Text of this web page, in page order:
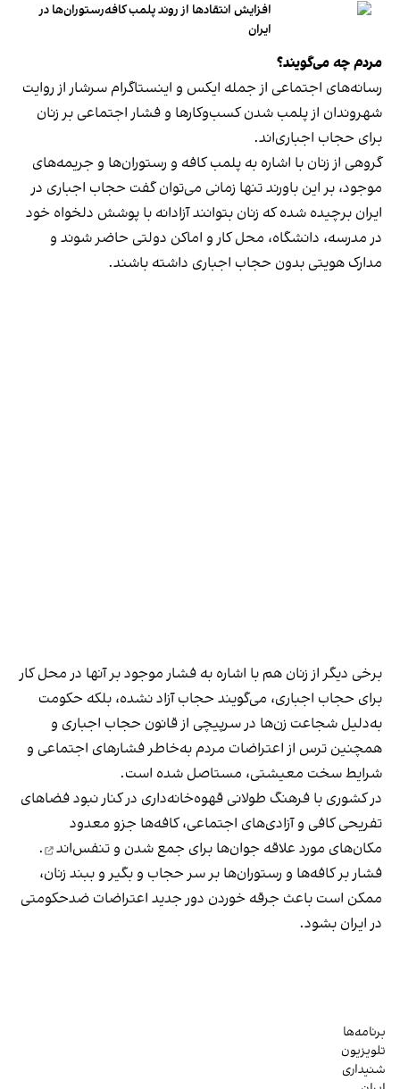
افزایش انتقادها از روند پلمب کافه‌رستوران‌ها در
ایران
مردم چه می‌گویند؟
رسانه‎‌های اجتماعی از جمله ایکس و اینستاگرام سرشار از روایت
شهروندان از پلمب شدن کسب‌وکارها و فشار اجتماعی بر زنان
برای حجاب اجباری‌اند.
گروهی از زنان با اشاره به پلمب کافه و رستوران‌ها و جریمه‌های
موجود، بر این باورند تنها زمانی می‌توان گفت حجاب اجباری در
ایران برچیده شده که زنان بتوانند آزادانه با پوشش دلخواه خود
در مدرسه، دانشگاه، محل کار و اماکن دولتی حاضر شوند و
مدارک هویتی بدون حجاب اجباری داشته باشند.
برخی دیگر از زنان هم با اشاره به فشار موجود بر آنها در محل کار
برای حجاب اجباری، می‌گویند حجاب آزاد نشده، بلکه حکومت
به‌دلیل شجاعت زن‌ها در سرپیچی از قانون حجاب اجباری و
همچنین ترس از اعتراضات مردم به‌خاطر فشارهای اجتماعی و
شرایط سخت معیشتی، مستاصل شده است.
در کشوری با فرهنگ طولانی قهوه‌‌خانه‌داری در کنار نبود فضاهای
تفریحی کافی و آزادی‌های اجتماعی، کافه‌ها جزو معدود
مکان‌های مورد علاقه جوان‌ها برای جمع شدن و تنفس‌اند
.
فشار بر کافه‌ها و رستوران‌ها بر سر حجاب و بگیر و ببند زنان،
ممکن است باعث جرقه خوردن دور جدید اعتراضات ضدحکومتی
در ایران بشود.
برنامه‌ها
تلویزیون
شنیداری